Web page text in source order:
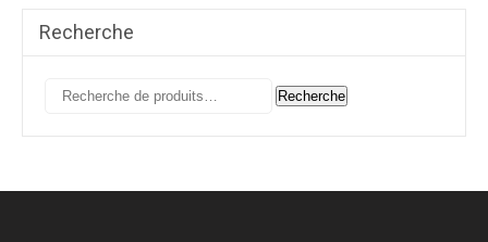
Recherche
Recherche
Recherche